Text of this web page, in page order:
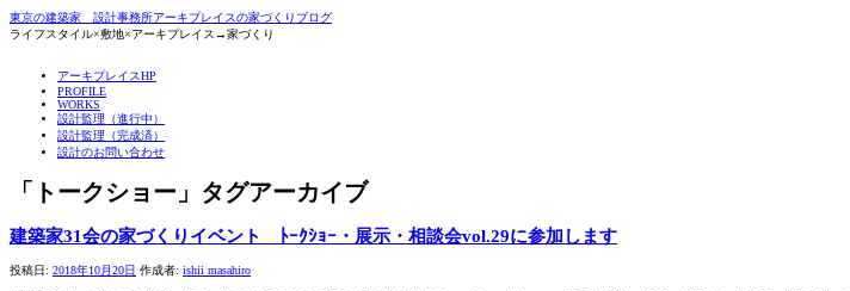
東京の建築家 設計事務所アーキプレイスの家づくりブログ
ライフスタイル×敷地×アーキプレイス→家づくり
プ
アーキプレイスHP
PROFILE
WORKS
設計監理（進行中）
設計監理（完成済）
設計のお問い合わせ
「 トークショー 」タグアーカイブ
建築家31会の家づくりイベント ﾄｰｸｼｮｰ・展示・相談会vol.29に参加します
投稿日: 2018年10月20日 作成者: ishii masahiro